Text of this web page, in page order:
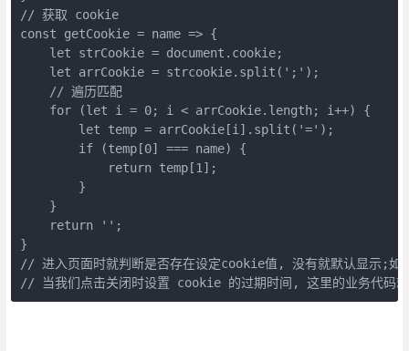
// 获取 cookie
const getCookie = name => {
    let strCookie = document.cookie;
    let arrCookie = strcookie.split(';');
    // 遍历匹配
    for (let i = 0; i < arrCookie.length; i++) {
        let temp = arrCookie[i].split('=');
        if (temp[0] === name) {
            return temp[1];
        }
    }
    return '';
}
// 进入页面时就判断是否存在设定cookie值, 没有就默认显示;如
// 当我们点击关闭时设置 cookie 的过期时间, 这里的业务代码就